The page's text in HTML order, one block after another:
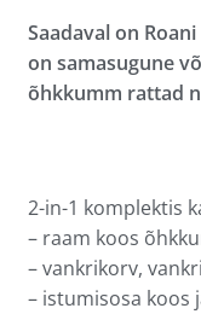
Saadaval on
on samasugune
õhkkumm rattad
2-in-1 komplektis
– raam koos
– vankrikorv,
– istumisosa koos